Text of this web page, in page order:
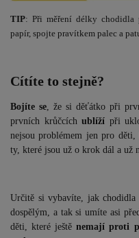
TIP: Při měření délky chodidla
papír, spojte pravítkem palec a
Cítíte to stejně?
Bojíte se , že si děťátko při
prvních krůčcíchublíží při
nejsou problémem jen pro děti,
ty, které jsou už o krok dál a už
Určitě si vybavíte, jak chodidla
dospělým, a tak si umíte asi
děti, které ještěnemají proti